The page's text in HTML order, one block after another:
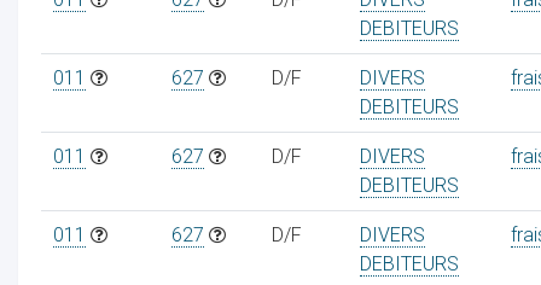
DEBITEURS
011 627 D/F
DIVERS
DEBITEURS
011 627 D/F
DIVERS
DEBITEURS
011 627 D/F
DIVERS
DEBITEURS